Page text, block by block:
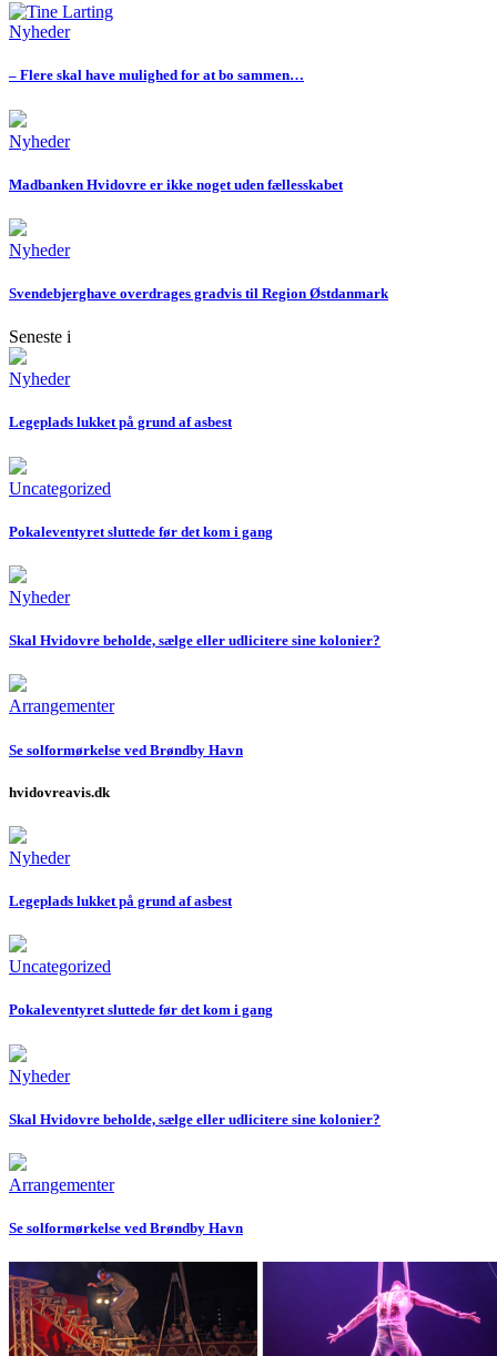
Nyheder
– Flere skal have mulighed for at bo sammen…
Nyheder
Madbanken Hvidovre er ikke noget uden fællesskabet
Nyheder
Svendebjerghave overdrages gradvis til Region Østdanmark
Seneste i
Nyheder
Legeplads lukket på grund af asbest
Uncategorized
Pokaleventyret sluttede før det kom i gang
Nyheder
Skal Hvidovre beholde, sælge eller udlicitere sine kolonier?
Arrangementer
Se solformørkelse ved Brøndby Havn
hvidovreavis.dk
Nyheder
Legeplads lukket på grund af asbest
Uncategorized
Pokaleventyret sluttede før det kom i gang
Nyheder
Skal Hvidovre beholde, sælge eller udlicitere sine kolonier?
Arrangementer
Se solformørkelse ved Brøndby Havn